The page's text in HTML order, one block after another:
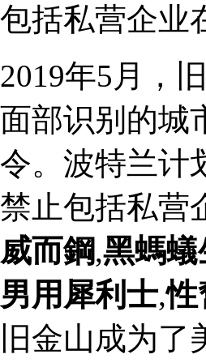
包括私营企业
2019年5月，
面部识别的城
令。波特兰计
禁止包括私营
威而鋼,黑螞
男用犀利士,性
旧金山成为